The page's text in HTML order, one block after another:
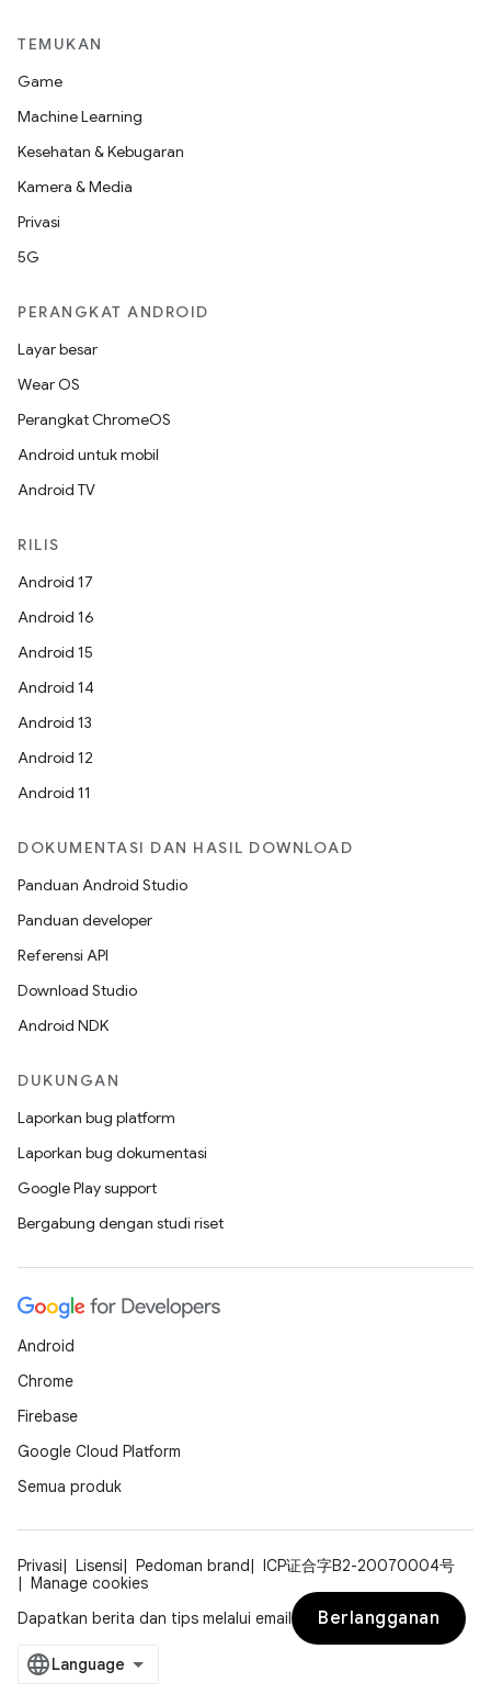
TEMUKAN
Game
Machine Learning
Kesehatan & Kebugaran
Kamera & Media
Privasi
5G
PERANGKAT ANDROID
Layar besar
Wear OS
Perangkat ChromeOS
Android untuk mobil
Android TV
RILIS
Android 17
Android 16
Android 15
Android 14
Android 13
Android 12
Android 11
DOKUMENTASI DAN HASIL DOWNLOAD
Panduan Android Studio
Panduan developer
Referensi API
Download Studio
Android NDK
DUKUNGAN
Laporkan bug platform
Laporkan bug dokumentasi
Google Play support
Bergabung dengan studi riset
Android
Chrome
Firebase
Google Cloud Platform
Semua produk
Privasi Lisensi Pedoman brand
ICP证合字B2-20070004号
Manage cookies
Dapatkan berita dan tips melalui email
Berlangganan